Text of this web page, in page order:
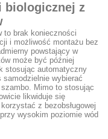
biologicznej z
to brak konieczności
i możliwość montażu bez
powstający w
może być później
stosując automatyczny
wybierać
Mimo to stosując
likwiduje się
z bezobsługowej
wysokim poziomie wód